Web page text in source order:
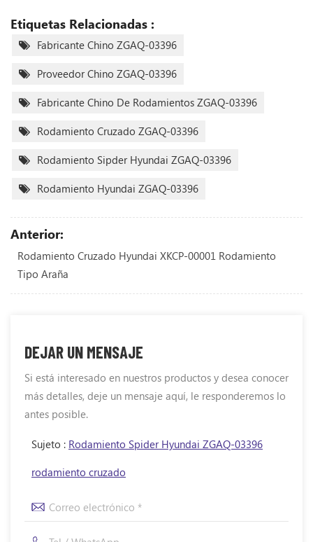
Etiquetas Relacionadas :
Fabricante Chino ZGAQ-03396
Proveedor Chino ZGAQ-03396
Fabricante Chino De Rodamientos ZGAQ-03396
Rodamiento Cruzado ZGAQ-03396
Rodamiento Sipder Hyundai ZGAQ-03396
Rodamiento Hyundai ZGAQ-03396
Anterior:
Rodamiento Cruzado Hyundai XKCP-00001 Rodamiento
Tipo Araña
DEJAR UN MENSAJE
Si está interesado en nuestros productos y desea conocer
más detalles, deje un mensaje aquí, le responderemos lo
antes posible.
Sujeto : Rodamiento Spider Hyundai ZGAQ-03396
rodamiento cruzado